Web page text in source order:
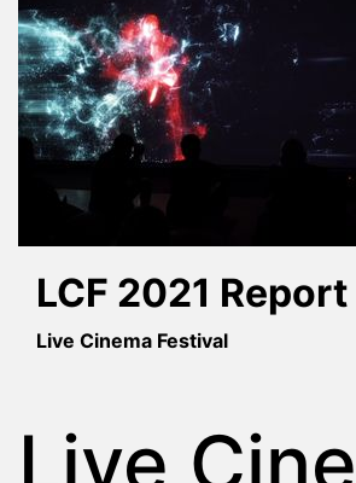
LCF 2021 Report
Live Cinema Festival
Live